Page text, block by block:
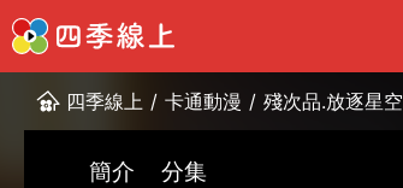
四季線上 / 卡通動漫 / 殘次品.放逐星空
簡介 分集